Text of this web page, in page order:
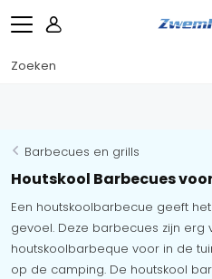
Barbecues en grills
Houtskool Barbecues
Een houtskoolbarbecue geeft
gevoel. Deze barbecues zijn erg
houtskoolbarbeque voor in de
op de camping. De houtskool